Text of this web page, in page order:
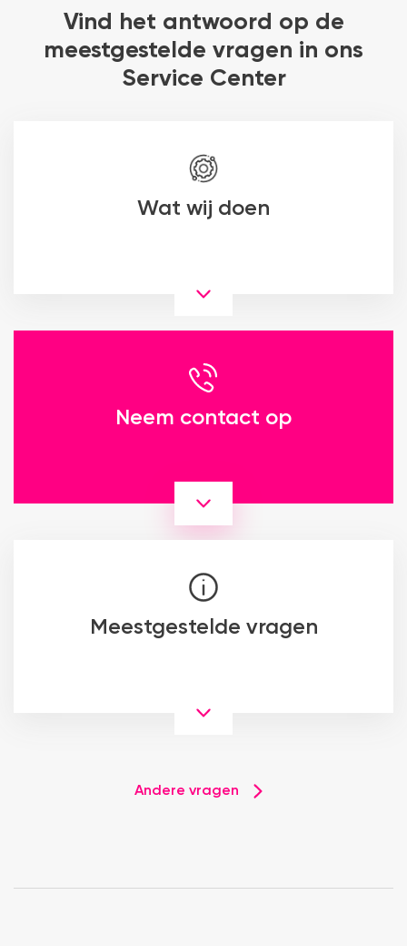
Vind het antwoord op de
meestgestelde vragen in ons
Service Center
Wat wij doen
Neem contact op
Meestgestelde vragen
Andere vragen